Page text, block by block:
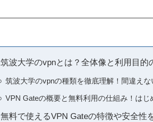
筑波大学のvpnとは？全体像と利用目的
筑波大学のvpnの種類を徹底理解！間違えな
VPN Gateの概要と無料利用の仕組み！は
無料で使えるVPN Gateの特徴や安全性